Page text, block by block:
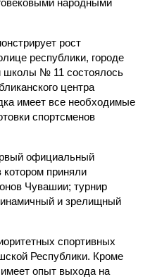
народными
рост
республики, городе
школы № 11 состоялось
центра
имеет все необходимые
спортсменов
официальный
котором приняли
Чувашии; турнир
и зрелищный
спортивных
Республики. Кроме
опыт выхода на